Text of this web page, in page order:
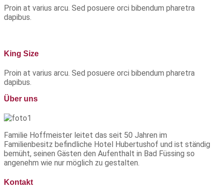
Proin at varius arcu. Sed posuere orci bibendum pharetra
dapibus.
King Size
Proin at varius arcu. Sed posuere orci bibendum pharetra
dapibus.
Über uns
Familie Hoffmeister leitet das seit 50 Jahren im
Familienbesitz befindliche Hotel Hubertushof und ist ständig
bemüht, seinen Gästen den Aufenthalt in Bad Füssing so
angenehm wie nur möglich zu gestalten.
Kontakt